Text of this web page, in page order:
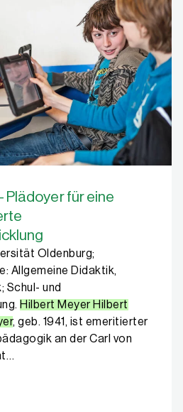
Plädoyer für eine
Oldenburg;
Allgemeine Didaktik,
Schul- und
Hilbert Meyer Hilbert
, geb. 1941, ist emeritierter
an der Carl von